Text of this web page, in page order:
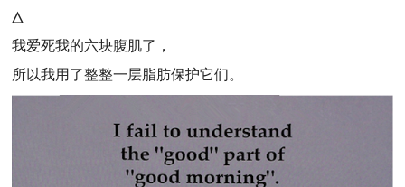
△
我爱死我的六块腹肌了，
所以我用了整整一层脂肪保护它们。